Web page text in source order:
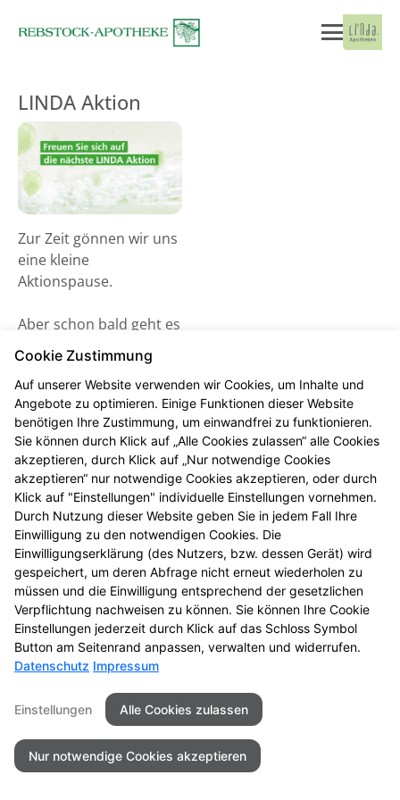
LINDA Aktion
Zur Zeit gönnen wir uns
eine kleine
Aktionspause.
Aber schon bald geht es
wieder los! Schauen Sie
gerne ab dem 02. Juni
2026 vorbei und
entdecken Sie neue
Aktionsprodukte und
das nächste
Gewinnspiel.
Seitenübersicht Kontakt
Impressum
Datenschutz
Barrierefreiheit
© 2026 Rebstock Apotheke
Cookie Zustimmung
Auf unserer Website verwenden wir Cookies, um Inhalte und
Angebote zu optimieren. Einige Funktionen dieser Website
benötigen Ihre Zustimmung, um einwandfrei zu funktionieren.
Sie können durch Klick auf „Alle Cookies zulassen“ alle Cookies
akzeptieren, durch Klick auf „Nur notwendige Cookies
akzeptieren“ nur notwendige Cookies akzeptieren, oder durch
Klick auf "Einstellungen" individuelle Einstellungen vornehmen.
Durch Nutzung dieser Website geben Sie in jedem Fall Ihre
Einwilligung zu den notwendigen Cookies. Die
Einwilligungserklärung (des Nutzers, bzw. dessen Gerät) wird
gespeichert, um deren Abfrage nicht erneut wiederholen zu
müssen und die Einwilligung entsprechend der gesetzlichen
Verpflichtung nachweisen zu können. Sie können Ihre Cookie
Einstellungen jederzeit durch Klick auf das Schloss Symbol
Button am Seitenrand anpassen, verwalten und widerrufen.
Datenschutz Impressum
Einstellungen Alle Cookies zulassen
Nur notwendige Cookies akzeptieren